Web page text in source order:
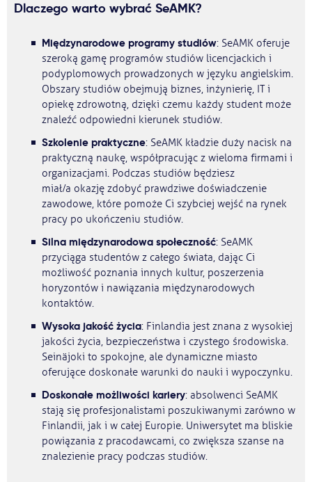
Dlaczego warto wybrać SeAMK?
Międzynarodowe programy studiów: SeAMK oferuje
szeroką gamę programów studiów licencjackich i
podyplomowych prowadzonych w języku angielskim.
Obszary studiów obejmują biznes, inżynierię, IT i
opiekę zdrowotną, dzięki czemu każdy student może
znaleźć odpowiedni kierunek studiów.
Szkolenie praktyczne: SeAMK kładzie duży nacisk na
praktyczną naukę, współpracując z wieloma firmami i
organizacjami. Podczas studiów będziesz
miał/a okazję zdobyć prawdziwe doświadczenie
zawodowe, które pomoże Ci szybciej wejść na rynek
pracy po ukończeniu studiów.
Silna międzynarodowa społeczność: SeAMK
przyciąga studentów z całego świata, dając Ci
możliwość poznania innych kultur, poszerzenia
horyzontów i nawiązania międzynarodowych
kontaktów.
Wysoka jakość życia: Finlandia jest znana z wysokiej
jakości życia, bezpieczeństwa i czystego środowiska.
Seinäjoki to spokojne, ale dynamiczne miasto
oferujące doskonałe warunki do nauki i wypoczynku.
Doskonałe możliwości kariery: absolwenci SeAMK
stają się profesjonalistami poszukiwanymi zarówno w
Finlandii, jak i w całej Europie. Uniwersytet ma bliskie
powiązania z pracodawcami, co zwiększa szanse na
znalezienie pracy podczas studiów.